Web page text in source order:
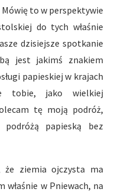
to w perspektywie
do tych właśnie
dzisiejsze spotkanie
jest jakimś znakiem
papieskiej w krajach
tobie, jako wielkiej
tę moją podróż,
papieską bez
że ziemia ojczysta ma
w Pniewach, na